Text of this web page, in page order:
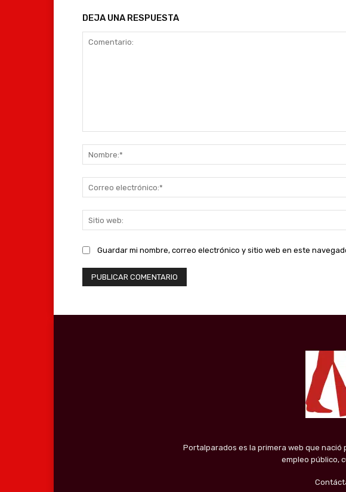
DEJA UNA RESPUESTA
Guardar mi nombre, correo electrónico y sitio web en este
Portalparados es la primera web que
empleo público,